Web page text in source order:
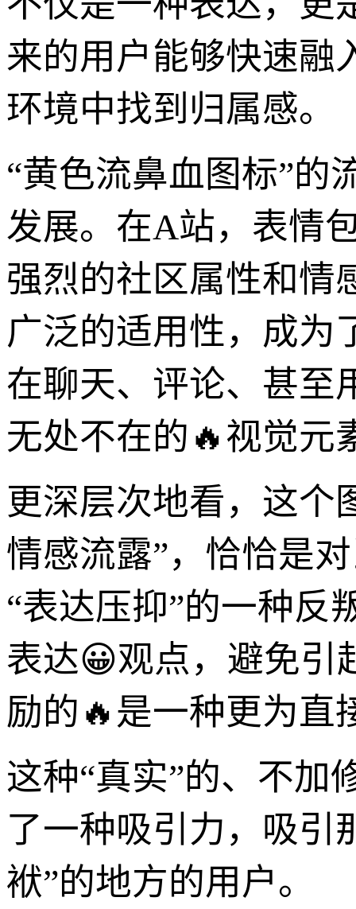
来的用户能够快速融
环境中找到归属感。
“黄色流鼻血图标”的
发展。在A站，表情
强烈的社区属性和情
广泛的适用性，成为
在聊天、评论、甚至
无处不在的🔥视觉元
更深层次地看，这个
情感流露”，恰恰是
“表达压抑”的一种反
表达😀观点，避免引
励的🔥是一种更为直
这种“真实”的、不加
了一种吸引力，吸引
袱”的地方的用户。